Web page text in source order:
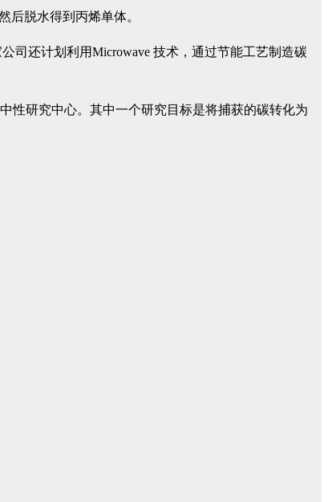
后脱水得到丙烯单体。
司还计划利用Microwave 技术，通过节能工艺制造碳
性研究中心。其中一个研究目标是将捕获的碳转化为